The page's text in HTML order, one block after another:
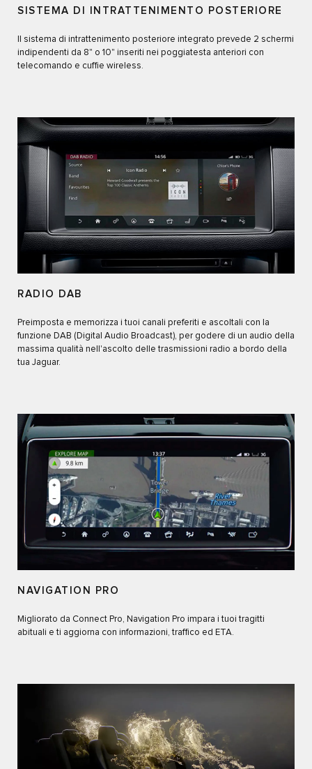
SISTEMA DI INTRATTENIMENTO POSTERIORE
Il sistema di intrattenimento posteriore integrato prevede 2 schermi
indipendenti da 8" o 10" inseriti nei poggiatesta anteriori con
telecomando e cuffie wireless.
RADIO DAB
Preimposta e memorizza i tuoi canali preferiti e ascoltali con la
funzione DAB (Digital Audio Broadcast), per godere di un audio della
massima qualità nell'ascolto delle trasmissioni radio a bordo della
tua Jaguar.
NAVIGATION PRO
Migliorato da Connect Pro, Navigation Pro impara i tuoi tragitti
abituali e ti aggiorna con informazioni, traffico ed ETA.